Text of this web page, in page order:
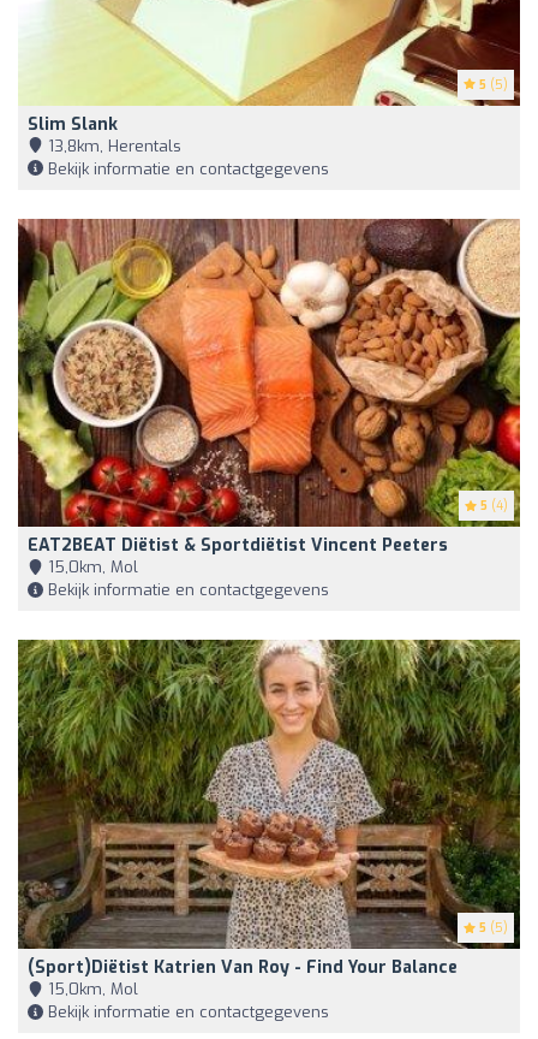
5 (5)
Slim Slank
13,8km, Herentals
Bekijk informatie en contactgegevens
5 (4)
EAT2BEAT Diëtist & Sportdiëtist Vincent Peeters
15,0km, Mol
Bekijk informatie en contactgegevens
5 (5)
(Sport)diëtist Katrien Van Roy - Find Your Balance
15,0km, Mol
Bekijk informatie en contactgegevens